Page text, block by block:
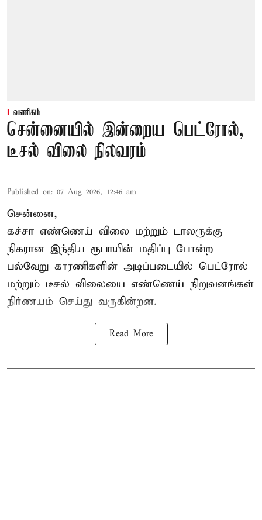
வணிகம்
சென்னையில் இன்றைய பெட்ரோல்,
டீசல் விலை நிலவரம்
Published on: 07 Aug 2026, 12:46 am
சென்னை,
கச்சா எண்ணெய் விலை மற்றும் டாலருக்கு
நிகரான இந்திய ரூபாயின் மதிப்பு போன்ற
பல்வேறு காரணிகளின் அடிப்படையில் பெட்ரோல்
மற்றும் டீசல் விலையை எண்ணெய் நிறுவனங்கள்
நிர்ணயம் செய்து வருகின்றன.
Read More